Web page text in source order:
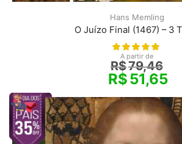
Hans Memling
O Juízo Final (1467) – 3
A partir de
R$79,46
R$51,65